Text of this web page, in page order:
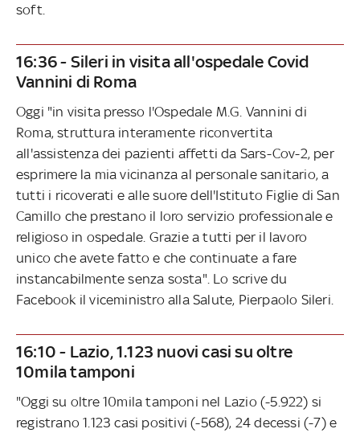
soft.
16:36 - Sileri in visita all'ospedale Covid
Vannini di Roma
Oggi "in visita presso l'Ospedale M.G. Vannini di
Roma, struttura interamente riconvertita
all'assistenza dei pazienti affetti da Sars-Cov-2, per
esprimere la mia vicinanza al personale sanitario, a
tutti i ricoverati e alle suore dell'Istituto Figlie di San
Camillo che prestano il loro servizio professionale e
religioso in ospedale. Grazie a tutti per il lavoro
unico che avete fatto e che continuate a fare
instancabilmente senza sosta". Lo scrive du
Facebook il viceministro alla Salute, Pierpaolo Sileri.
16:10 - Lazio, 1.123 nuovi casi su oltre
10mila tamponi
"Oggi su oltre 10mila tamponi nel Lazio (-5.922) si
registrano 1.123 casi positivi (-568), 24 decessi (-7) e